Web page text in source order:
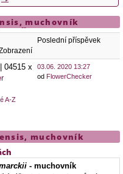
, muchovník
Poslední příspěvek
04515 x
A-Z
03.06. 2020 13:27
od FlowerChecker
, muchovník
- muchovník